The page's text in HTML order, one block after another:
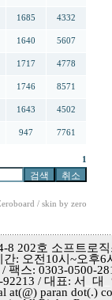
1685 4332
1640 5607
1717 4778
1746 8571
1643 4502
947 7761
1
/ skin by zero
8 202호 소프트로
간: 오전10시~오후6
팩스: 0303-0500-
/ 대표: 서
_대
at(@) paran dot(.)